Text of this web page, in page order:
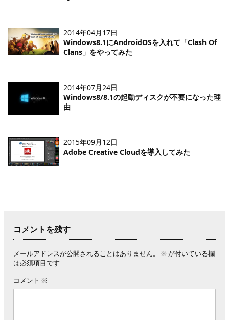
2014年04月17日
Windows8.1にAndroidOSを入れて「Clash Of
Clans」をやってみた
2014年07月24日
Windows8/8.1の起動ディスクが不要になった理
由
2015年09月12日
Adobe Creative Cloudを導入してみた
コメントを残す
メールアドレスが公開されることはありません。 ※ が付いている欄
は必須項目です
コメント ※